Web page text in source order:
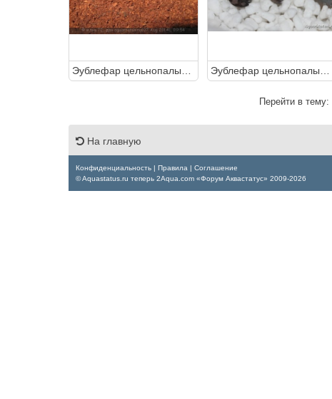
Перейти в тему:
На главную
Конфиденциальность Правила
Соглашение
© Aquastatus.ru теперь 2Aqua.com «Форум Аквастатус» 2009-2026